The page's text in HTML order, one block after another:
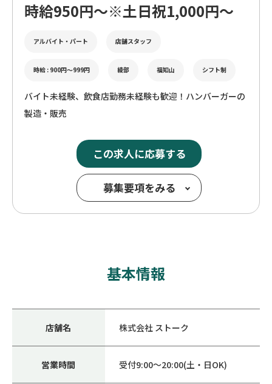
時給950円～※土日祝1,000円～
アルバイト・パート 店舗スタッフ
時給 : 900円〜999円 綾部 福知山 シフト制
バイト未経験、飲食店勤務未経験も歓迎！ハンバーガーの
製造・販売
この求人に応募する
基本情報
店舗名 株式会社 ストーク
営業時間 受付9:00～20:00(土・日OK)